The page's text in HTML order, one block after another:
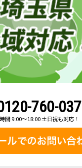
760-037
間 9:00～18:00 土日祝も対応！